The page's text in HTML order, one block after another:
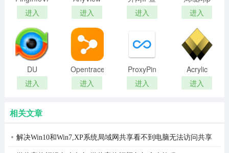
工具)
进入
网络警(网
络监控软
件)
进入
询(查询外
网ip地址)
进入
扫描工具
(Network
Scanner)
进入
DU
Meter(网
络流量监
进入
Opentrace
路由地址
追踪器
进入
ProxyPin
进入
Acrylic
WiFi
Professional(
进入
相关文章
解决Win10和Win7,XP系统局域网共享看不到电脑无法访问共享